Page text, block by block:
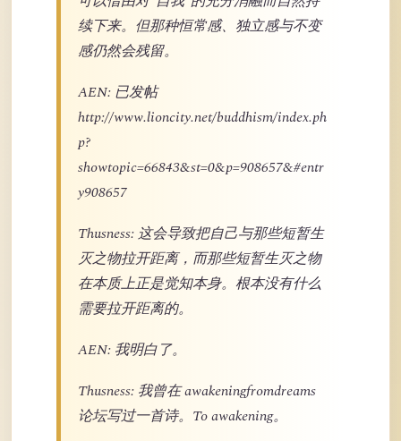
续下来。但那种恒常感、独立感与不变
感仍然会残留。
AEN: 已发帖
http://www.lioncity.net/buddhism/index.ph
p?
showtopic=66843&st=0&p=908657&#entr
y908657
Thusness: 这会导致把自己与那些短暂生
灭之物拉开距离，而那些短暂生灭之物
在本质上正是觉知本身。根本没有什么
需要拉开距离的。
AEN: 我明白了。
Thusness: 我曾在 awakeningfromdreams
论坛写过一首诗。To awakening。